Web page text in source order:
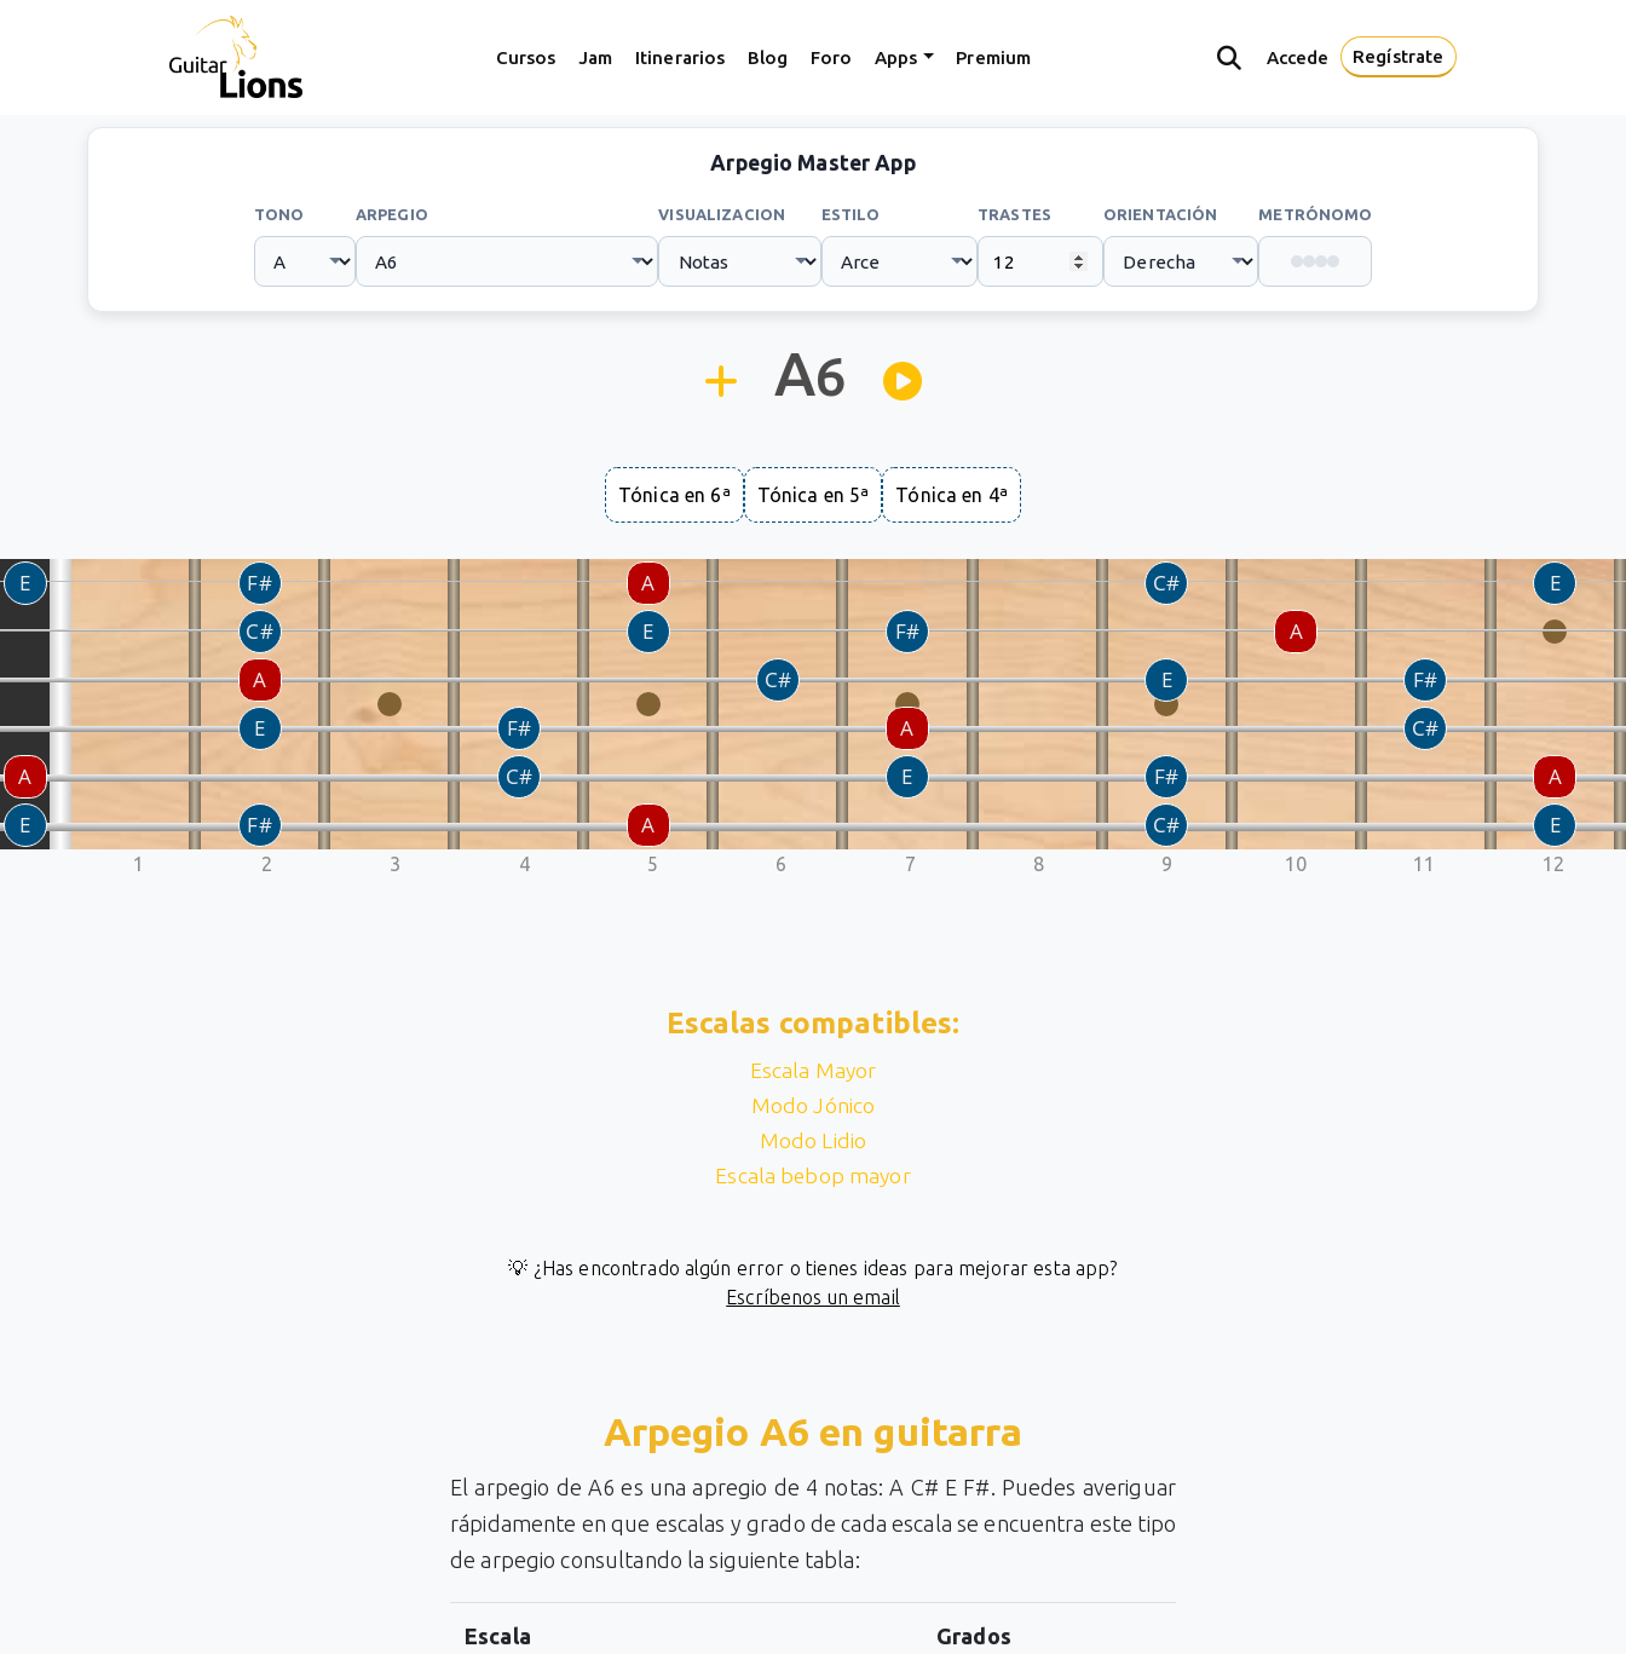
Cursos Jam Itinerarios Blog Foro Apps Premium Accede Regístrate
Arpegio Master App
TONO ARPEGIO VISUALIZACION ESTILO TRASTES ORIENTACIÓN METRÓNOMO
A6
Tónica en 6ª Tónica en 5ª Tónica en 4ª
1 2 3 4 5 6 7 8 9 10 11 12
Escalas compatibles:
Escala Mayor
Modo Jónico
Modo Lidio
Escala bebop mayor
💡 ¿Has encontrado algún error o tienes ideas para mejorar esta app?
Escríbenos un email
Arpegio A6 en guitarra
El arpegio de A6 es una apregio de 4 notas: A C# E F#. Puedes averiguar
rápidamente en que escalas y grado de cada escala se encuentra este tipo
de arpegio consultando la siguiente tabla:
Escala Grados